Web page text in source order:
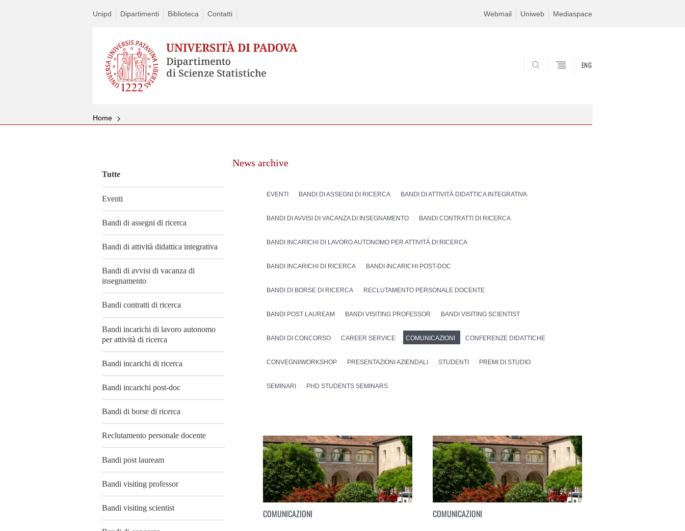
Unipd Dipartimenti Biblioteca Contatti Webmail Uniweb Mediaspace
ENG
Home
Tutte
Eventi
Bandi di assegni di ricerca
Bandi di attività didattica integrativa
Bandi di avvisi di vacanza di
insegnamento
Bandi contratti di ricerca
Bandi incarichi di lavoro autonomo
per attività di ricerca
Bandi incarichi di ricerca
Bandi incarichi post-doc
Bandi di borse di ricerca
Reclutamento personale docente
Bandi post lauream
Bandi visiting professor
Bandi visiting scientist
News archive
EVENTI BANDI DI ASSEGNI DI RICERCA BANDI DI ATTIVITÀ DIDATTICA INTEGRATIVA
BANDI DI AVVISI DI VACANZA DI INSEGNAMENTO BANDI CONTRATTI DI RICERCA
BANDI INCARICHI DI LAVORO AUTONOMO PER ATTIVITÀ DI RICERCA
BANDI INCARICHI DI RICERCA BANDI INCARICHI POST-DOC
BANDI DI BORSE DI RICERCA RECLUTAMENTO PERSONALE DOCENTE
BANDI POST LAUREAM BANDI VISITING PROFESSOR BANDI VISITING SCIENTIST
BANDI DI CONCORSO CAREER SERVICE COMUNICAZIONI CONFERENZE DIDATTICHE
CONVEGNI/WORKSHOP PRESENTAZIONI AZIENDALI STUDENTI PREMI DI STUDIO
SEMINARI PHD STUDENTS SEMINARS
COMUNICAZIONI COMUNICAZIONI